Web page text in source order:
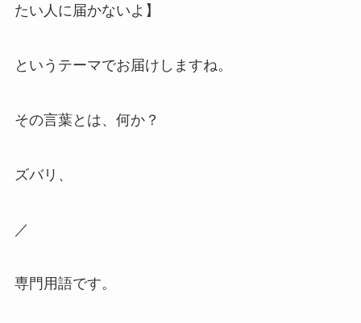
たい人に届かないよ】
というテーマでお届けしますね。
その言葉とは、何か？
ズバリ、
／
専門用語です。